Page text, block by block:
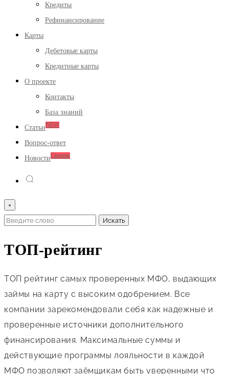
Кредиты
Рефинансирование
Карты
Дебетовые карты
Кредитные карты
О проекте
Контакты
База знаний
СтатьиNEW
Вопрос-ответ
НовостиСвежие
×
ТОП-рейтинг
ТОП рейтинг самых проверенных МФО, выдающих
займы на карту с высоким одобрением. Все
компании зарекомендовали себя как надежные и
проверенные источники дополнительного
финансирования. Максимальные суммы и
действующие программы лояльности в каждой
МФО позволяют заёмщикам быть уверенными что